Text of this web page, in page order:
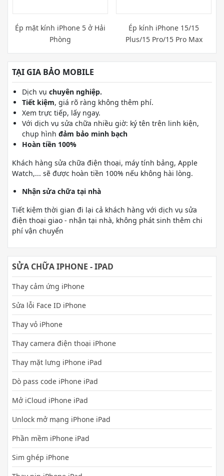
Ép mặt kính iPhone 5 ở Hải
Phòng
Ép kính iPhone 15/15
Plus/15 Pro/15 Pro Max
TẠI GIA BẢO MOBILE
Dịch vụ chuyên nghiệp.
Tiết kiệm, giá rõ ràng không thêm phí.
Xem trực tiếp, lấy ngay.
Với dịch vụ sửa chữa nhiều giờ: ký tên trên linh kiện,
chụp hình đảm bảo minh bạch
Hoàn tiền 100%
Khách hàng sửa chữa điện thoại, máy tính bảng, Apple
Watch,... sẽ được hoàn tiền 100% nếu không hài lòng.
Nhận sửa chữa tại nhà
Tiết kiệm thời gian đi lại cả khách hàng với dịch vụ sửa
điện thoại giao - nhận tại nhà, không phát sinh thêm chi
phí vận chuyển
SỬA CHỮA IPHONE - IPAD
Thay cảm ứng iPhone
Sửa lỗi Face ID iPhone
Thay vỏ iPhone
Thay camera điện thoại iPhone
Thay mặt lưng iPhone iPad
Dò pass code iPhone iPad
Mở iCloud iPhone iPad
Unlock mở mạng iPhone iPad
Phần mềm iPhone iPad
Sim ghép iPhone